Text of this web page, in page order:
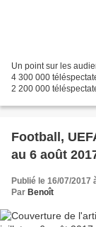
Un point sur les
4 300 000
2 200 000
Football,
au 6 août
Publié le 16/07/2017
Par Benoît